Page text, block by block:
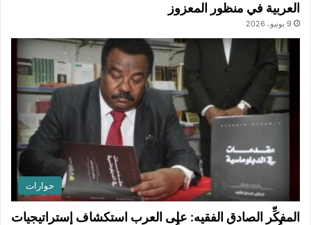
العربية في منظور المعزوز
9 يونيو، 2026
حوارات
المفكِّر الصادق الفقيه: على العرب استكشاف إستراتيجيات